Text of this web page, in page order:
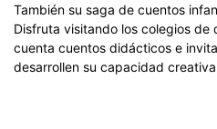
También su saga de cuentos
Disfruta visitando los colegios de
cuenta cuentos didácticos e
desarrollen su capacidad